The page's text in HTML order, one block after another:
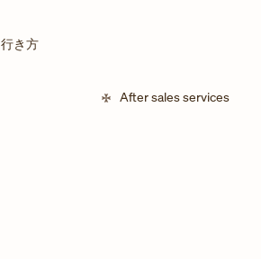
行き方Link Opens in New Tab
After sales services